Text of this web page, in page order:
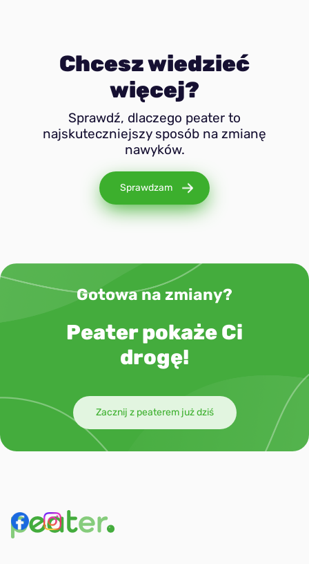
Chcesz wiedzieć
więcej?
Sprawdź, dlaczego peater to
najskuteczniejszy sposób na zmianę
nawyków.
Sprawdzam
Gotowa na zmiany?
Peater pokaże Ci
drogę!
Zacznij z peaterem już dziś